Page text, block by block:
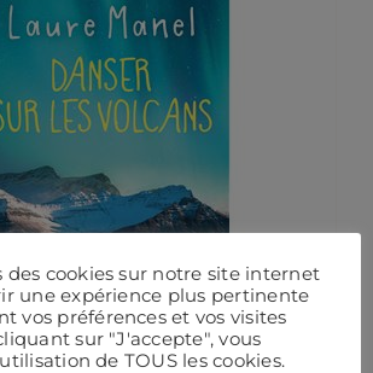
des cookies sur notre site internet
une expérience plus pertinente
vos préférences et vos visites
sur "J'accepte", vous
de TOUS les cookies.